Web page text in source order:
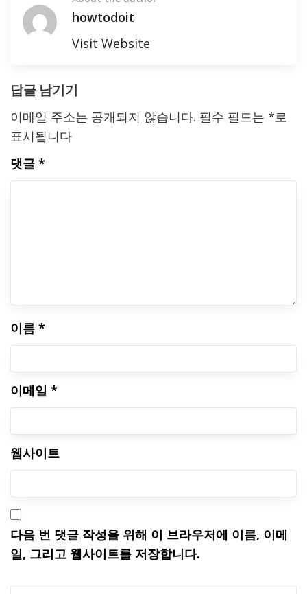
howtodoit
Visit Website
답글 남기기
이메일 주소는 공개되지 않습니다. 필수 필드는 *로
표시됩니다
댓글 *
이름 *
이메일 *
웹사이트
다음 번 댓글 작성을 위해 이 브라우저에 이름, 이메
일, 그리고 웹사이트를 저장합니다.